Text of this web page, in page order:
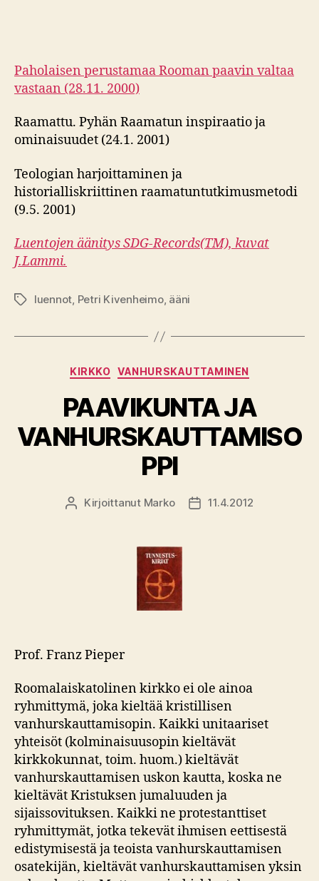
Paholaisen perustamaa Rooman paavin valtaa
vastaan (28.11. 2000)
Raamattu. Pyhän Raamatun inspiraatio ja
ominaisuudet (24.1. 2001)
Teologian harjoittaminen ja
historialliskriittinen raamatuntutkimusmetodi
(9.5. 2001)
Luentojen äänitys SDG-Records(TM), kuvat
J.Lammi.
Avainsanat
luennot, Petri Kivenheimo, ääni
Kategoriat
KIRKKO VANHURSKAUTTAMINEN
PAAVIKUNTA JA
VANHURSKAUTTAMISO
PPI
Kirjoittaja
Kirjoittanut Marko Julkaisupäivämäärä
11.4.2012
Prof. Franz Pieper
Roomalaiskatolinen kirkko ei ole ainoa
ryhmittymä, joka kieltää kristillisen
vanhurskauttamisopin. Kaikki unitaariset
yhteisöt (kolminaisuusopin kieltävät
kirkkokunnat, toim. huom.) kieltävät
vanhurskauttamisen uskon kautta, koska ne
kieltävät Kristuksen jumaluuden ja
sijaissovituksen. Kaikki ne protestanttiset
ryhmittymät, jotka tekevät ihmisen eettisestä
edistymisestä ja teoista vanhurskauttamisen
osatekijän, kieltävät vanhurskauttamisen yksin